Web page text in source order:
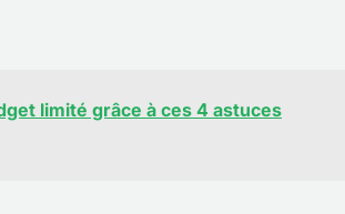
limité grâce à ces 4 astuces